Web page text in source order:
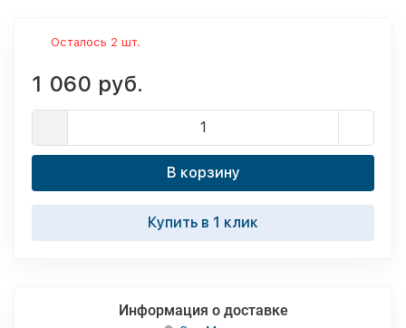
Осталось 2 шт.
1 060 руб.
В корзину
Купить в 1 клик
Информация о доставке